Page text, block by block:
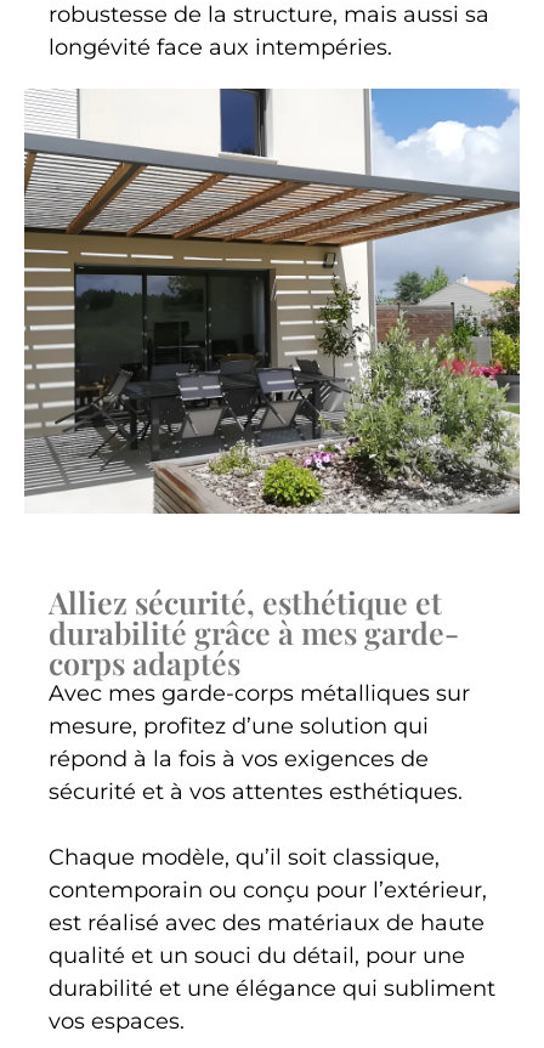
robustesse de la structure, mais aussi sa
longévité face aux intempéries.
Alliez sécurité, esthétique et
durabilité grâce à mes garde-
corps adaptés
Avec mes garde-corps métalliques sur
mesure, profitez d’une solution qui
répond à la fois à vos exigences de
sécurité et à vos attentes esthétiques.
Chaque modèle, qu’il soit classique,
contemporain ou conçu pour l’extérieur,
est réalisé avec des matériaux de haute
qualité et un souci du détail, pour une
durabilité et une élégance qui subliment
vos espaces.